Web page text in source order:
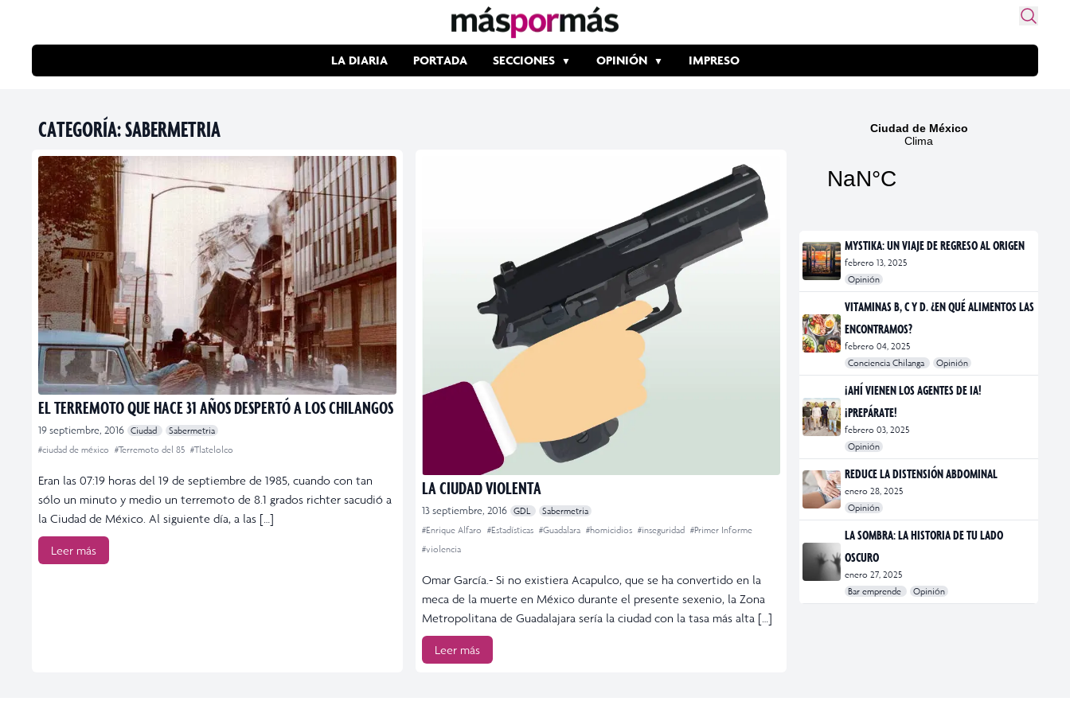
LA DIARIA PORTADA SECCIONES OPINIÓN IMPRESO
CATEGORÍA:SABERMETRIA
EL TERREMOTO QUE HACE 31 AÑOS DESPERTÓ A LOS CHILANGOS
19 septiembre, 2016 Ciudad
Sabermetria
#ciudad de méxico #Terremoto del 85 #Tlatelolco
Eran las 07:19 horas del 19 de septiembre de 1985, cuando con tan
sólo un minuto y medio un terremoto de 8.1 grados richter sacudió a
la Ciudad de México. Al siguiente día, a las […]
Leer más
LA CIUDAD VIOLENTA
13 septiembre, 2016 GDL
Sabermetria
#Enrique Alfaro #Estadísticas #Guadalara #homicidios #inseguridad #Primer Informe
#violencia
Omar García.- Si no existiera Acapulco, que se ha convertido en la
meca de la muerte en México durante el presente sexenio, la Zona
Metropolitana de Guadalajara sería la ciudad con la tasa más alta […]
Leer más
MYSTIKA: UN VIAJE DE REGRESO AL ORIGEN
febrero 13, 2025
Opinión
#exposiciones
#fotografía
VITAMINAS B, C Y D. ¿EN QUÉ ALIMENTOS LAS
ENCONTRAMOS?
febrero 04, 2025
Conciencia Chilanga
Opinión
#bienestar
#Opinión
#Principal
¡AHÍ VIENEN LOS AGENTES DE IA!
¡PREPÁRATE!
febrero 03, 2025
Opinión
#Bar Emprende
#Opinión
#Principal
REDUCE LA DISTENSIÓN ABDOMINAL
enero 28, 2025
Opinión
#bienestar
#Opinión
#Principal
#Salud
LA SOMBRA: LA HISTORIA DE TU LADO
OSCURO
enero 27, 2025
Bar emprende
Opinión
#Bar Emprende
#CDMX
#marketing